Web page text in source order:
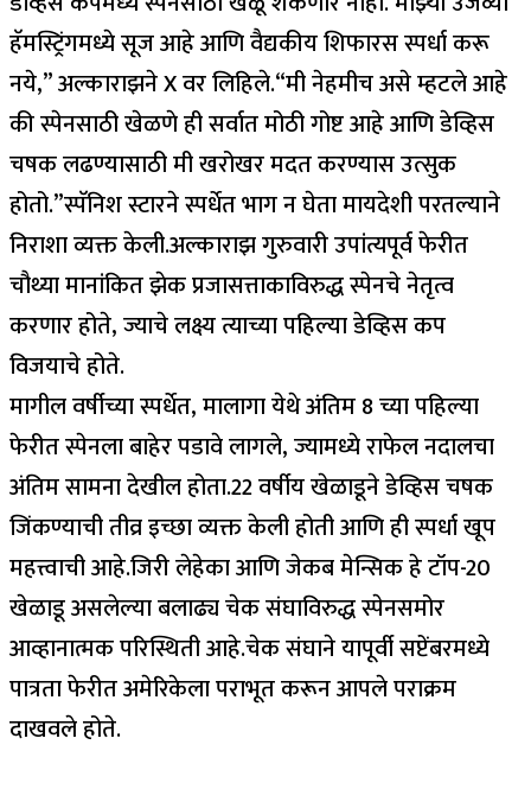
हॅमस्ट्रिंगमध्ये सूज आहे आणि वैद्यकीय शिफारस स्पर्धा करू
नये,” अल्काराझने X वर लिहिले.“मी नेहमीच असे म्हटले आहे
की स्पेनसाठी खेळणे ही सर्वात मोठी गोष्ट आहे आणि डेव्हिस
चषक लढण्यासाठी मी खरोखर मदत करण्यास उत्सुक
होतो.”स्पॅनिश स्टारने स्पर्धेत भाग न घेता मायदेशी परतल्याने
निराशा व्यक्त केली.अल्काराझ गुरुवारी उपांत्यपूर्व फेरीत
चौथ्या मानांकित झेक प्रजासत्ताकाविरुद्ध स्पेनचे नेतृत्व
करणार होते, ज्याचे लक्ष्य त्याच्या पहिल्या डेव्हिस कप
विजयाचे होते.
मागील वर्षीच्या स्पर्धेत, मालागा येथे अंतिम 8 च्या पहिल्या
फेरीत स्पेनला बाहेर पडावे लागले, ज्यामध्ये राफेल नदालचा
अंतिम सामना देखील होता.22 वर्षीय खेळाडूने डेव्हिस चषक
जिंकण्याची तीव्र इच्छा व्यक्त केली होती आणि ही स्पर्धा खूप
महत्त्वाची आहे.जिरी लेहेका आणि जेकब मेन्सिक हे टॉप-20
खेळाडू असलेल्या बलाढ्य चेक संघाविरुद्ध स्पेनसमोर
आव्हानात्मक परिस्थिती आहे.चेक संघाने यापूर्वी सप्टेंबरमध्ये
पात्रता फेरीत अमेरिकेला पराभूत करून आपले पराक्रम
दाखवले होते.